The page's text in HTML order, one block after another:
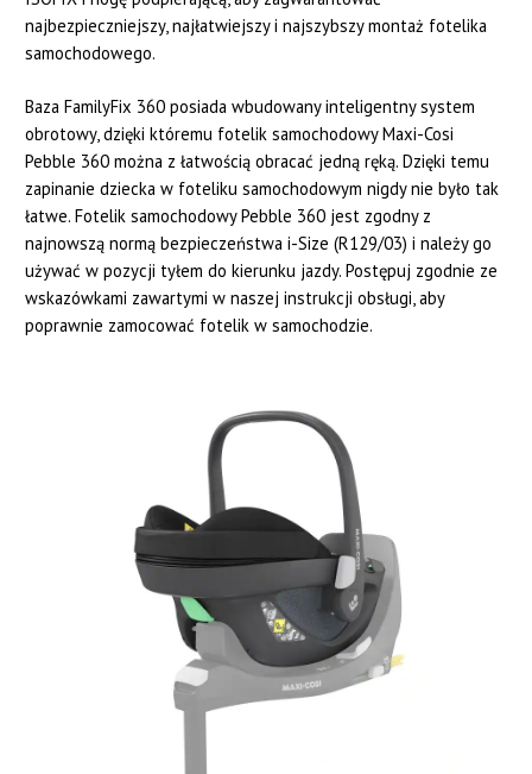
najbezpieczniejszy, najłatwiejszy i najszybszy montaż fotelika
samochodowego.
Baza FamilyFix 360 posiada wbudowany inteligentny system
obrotowy, dzięki któremu fotelik samochodowy Maxi-Cosi
Pebble 360 można z łatwością obracać jedną ręką. Dzięki temu
zapinanie dziecka w foteliku samochodowym nigdy nie było tak
łatwe. Fotelik samochodowy Pebble 360 jest zgodny z
najnowszą normą bezpieczeństwa i-Size (R129/03) i należy go
używać w pozycji tyłem do kierunku jazdy. Postępuj zgodnie ze
wskazówkami zawartymi w naszej instrukcji obsługi, aby
poprawnie zamocować fotelik w samochodzie.